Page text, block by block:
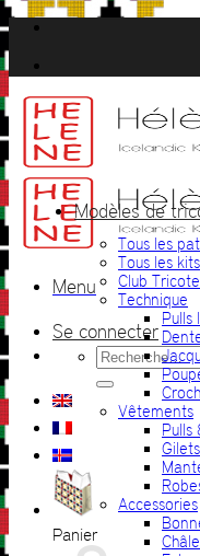
Passer
au
contenu
Menu
Se connecter
Recherche
pour :
Panier
Modèles de
Tous les
Tous les kits
Club
Technique
Pulls
Vêtements
Pulls
Gilets
Accessories